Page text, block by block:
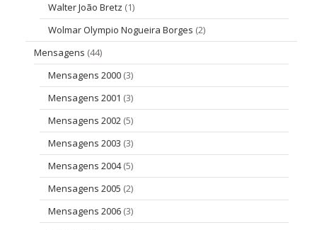
Walter João Bretz (1)
Wolmar Olympio Nogueira Borges (2)
Mensagens (44)
Mensagens 2000 (3)
Mensagens 2001 (3)
Mensagens 2002 (5)
Mensagens 2003 (3)
Mensagens 2004(5)
Mensagens 2005 (2)
Mensagens 2006 (3)